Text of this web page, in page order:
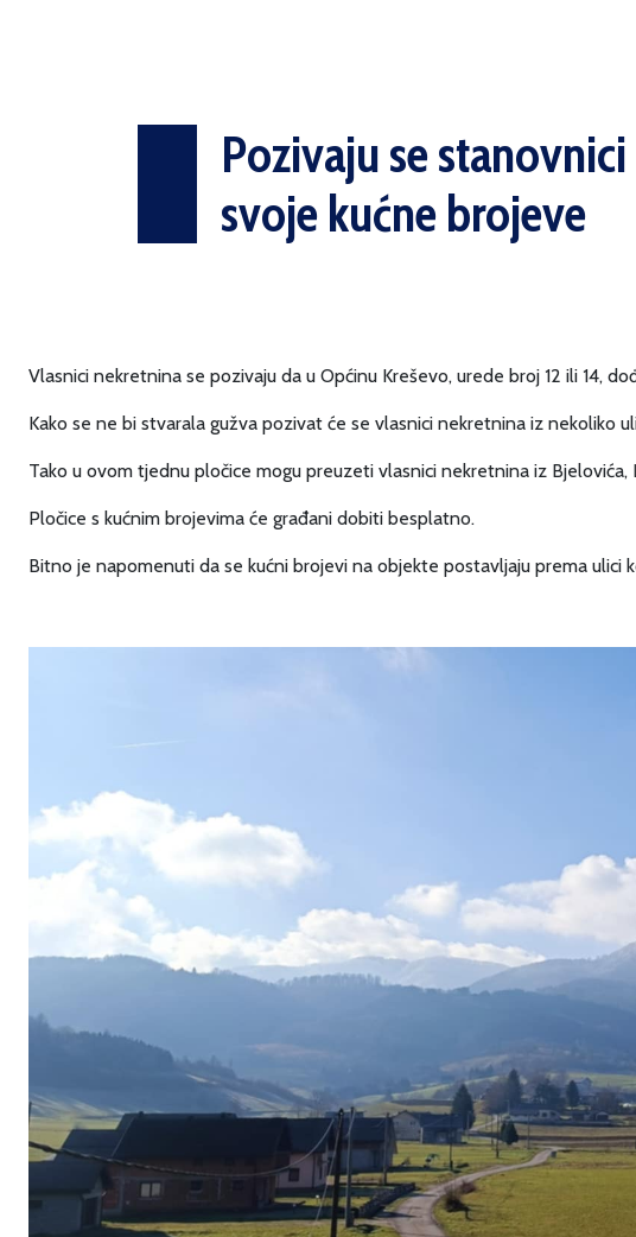
Pozivaju se
svoje kućne brojeve
Vlasnici nekretnina se pozivaju da u Općinu Kreševo, urede broj 12 ili 14,
Kako se ne bi stvarala gužva pozivat će se vlasnici nekretnina iz nekoliko
Tako u ovom tjednu pločice mogu preuzeti vlasnici nekretnina iz Bjelovića,
Pločice s kućnim brojevima će građani dobiti besplatno.
Bitno je napomenuti da se kućni brojevi na objekte postavljaju prema ulici